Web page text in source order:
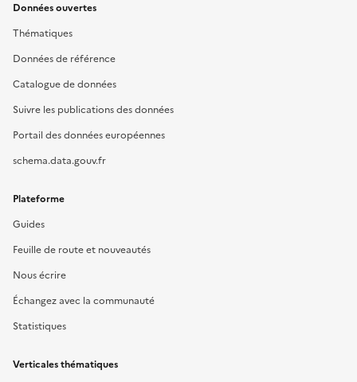
Données ouvertes
Thématiques
Données de référence
Catalogue de données
Suivre les publications des données
Portail des données européennes
schema.data.gouv.fr
Plateforme
Guides
Feuille de route et nouveautés
Nous écrire
Échangez avec la communauté
Statistiques
Verticales thématiques